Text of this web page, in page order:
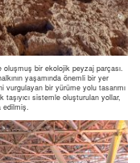
bir ekolojik peyzaj parçası.
yaşamında önemli bir yer
bir yürüme yolu tasarımı
sistemle oluşturulan yollar,
edilmiş.